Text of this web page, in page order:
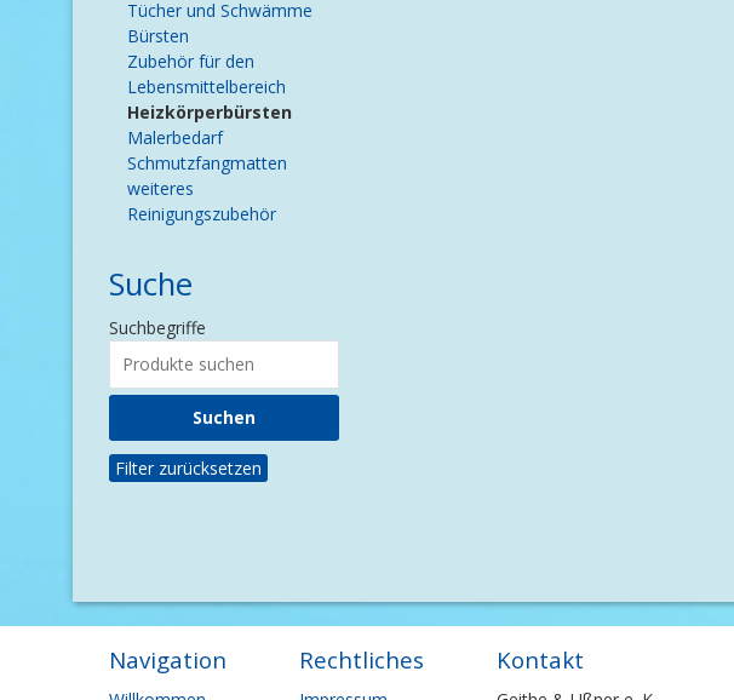
Tücher und Schwämme
Bürsten
Zubehör für den
Lebensmittelbereich
Heizkörperbürsten
Malerbedarf
Schmutzfangmatten
weiteres
Reinigungszubehör
Suche
Suchbegriffe
Filter zurücksetzen
Navigation Rechtliches Kontakt